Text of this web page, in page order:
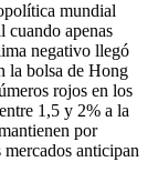
mundial
cuando apenas
negativo llegó
la bolsa de Hong
rojos en los
1,5 y 2% a la
por
anticipan